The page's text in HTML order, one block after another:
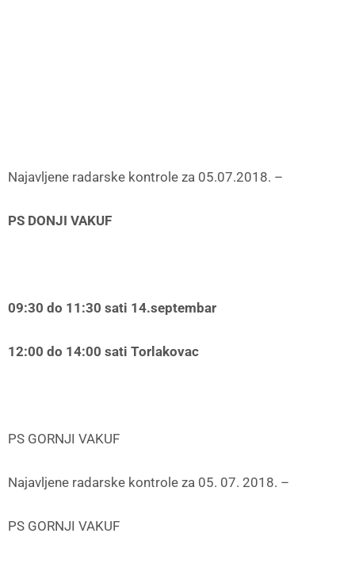
Najavljene radarske kontrole za 05.07.2018. –
PS DONJI VAKUF
09:30 do 11:30 sati 14.septembar
12:00 do 14:00 sati Torlakovac
PS GORNJI VAKUF
Najavljene radarske kontrole za 05. 07. 2018. –
PS GORNJI VAKUF